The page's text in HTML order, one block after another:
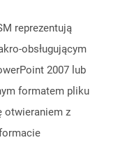
reprezentują
obsługującym
2007 lub
formatem pliku
otwieraniem z